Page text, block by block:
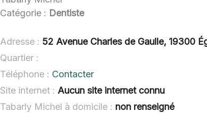
Catégorie : Dentiste
Adresse : 52 Avenue Charles de Gaulle, 19300
Quartier :
Téléphone : Contacter
Site internet :Aucun site internet connu
Tabarly Michel à domicile : non renseigné